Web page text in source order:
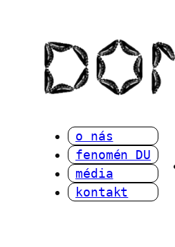
o nás
fenomén DU
média
kontakt